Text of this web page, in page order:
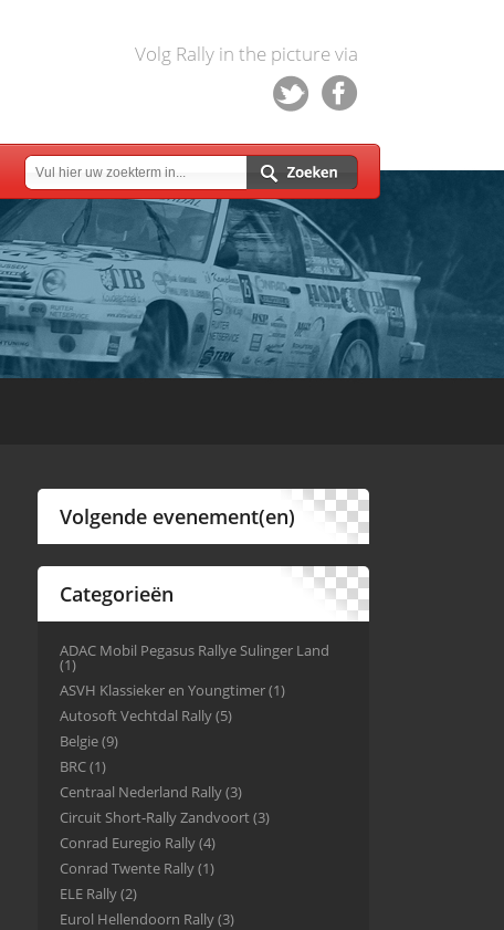
Volg Rally in the picture via
Volgende evenement(en)
Categorieën
ADAC Mobil Pegasus Rallye Sulinger Land
(1)
ASVH Klassieker en Youngtimer(1)
Autosoft Vechtdal Rally(5)
Belgie(9)
BRC(1)
Centraal Nederland Rally(3)
Circuit Short-Rally Zandvoort(3)
Conrad Euregio Rally(4)
Conrad Twente Rally(1)
ELE Rally(2)
Eurol Hellendoorn Rally(3)